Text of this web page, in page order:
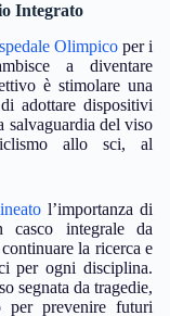
Integrato
Olimpico per i
a diventare
è stimolare una
adottare dispositivi
salvaguardia del viso
allo sci, al
l’importanza di
casco integrale da
la ricerca e
per ogni disciplina.
segnata da tragedie,
per prevenire futuri